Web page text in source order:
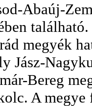
Abaúj-
megyék
Jász-
Bereg
A megye